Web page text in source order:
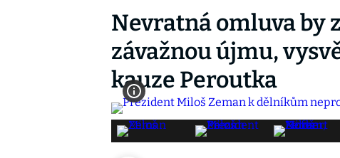
Nevratná omluva by
závažnou újmu,
kauze Peroutka